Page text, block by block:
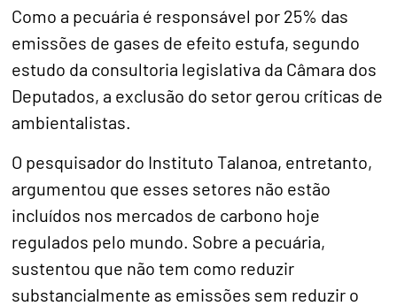
Como a pecuária é responsável por 25% das
emissões de gases de efeito estufa, segundo
estudo da consultoria legislativa da Câmara dos
Deputados, a exclusão do setor gerou críticas de
ambientalistas.
O pesquisador do Instituto Talanoa, entretanto,
argumentou que esses setores não estão
incluídos nos mercados de carbono hoje
regulados pelo mundo. Sobre a pecuária,
sustentou que não tem como reduzir
substancialmente as emissões sem reduzir o